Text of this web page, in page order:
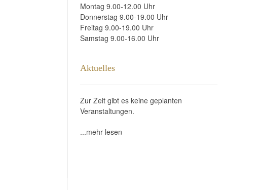
Montag 9.00-12.00 Uhr
Donnerstag 9.00-19.00 Uhr
Freitag 9.00-19.00 Uhr
Samstag 9.00-16.00 Uhr
Aktuelles
Zur Zeit gibt es keine geplanten
Veranstaltungen.
...mehr lesen